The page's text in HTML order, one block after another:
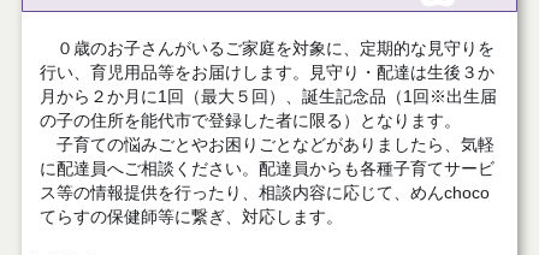
０歳のお子さんがいるご家庭を対象に、定期的な見守りを
行い、育児用品等をお届けします。見守り・配達は生後３か
月から２か月に1回（最大５回）、誕生記念品（1回※出生届
の子の住所を能代市で登録した者に限る）となります。
子育ての悩みごとやお困りごとなどがありましたら、気軽
に配達員へご相談ください。配達員からも各種子育てサービ
ス等の情報提供を行ったり、相談内容に応じて、めんchoco
てらすの保健師等に繋ぎ、対応します。